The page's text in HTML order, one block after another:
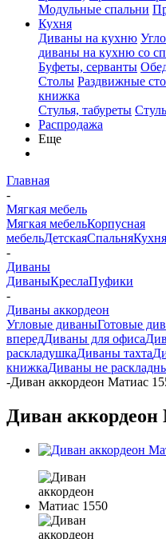
Модульные спальни
Кухня
Диваны на кухню
диваны на кухню со
Буфеты, серванты
Столы Раздвижные
книжка
Стулья, табуреты
Распродажа
Еще
Главная
-
Мягкая мебель
Мягкая мебельКорпусная
мебельДетскаяСпальняКухня
-
Диваны
ДиваныКреслаПуфики
-
Диваны аккордеон
Угловые диваныГотовые
впередДиваны для офиса
раскладушкаДиваны тахта
книжкаДиваны не
-Диван аккордеон Матиас
Диван аккордеон